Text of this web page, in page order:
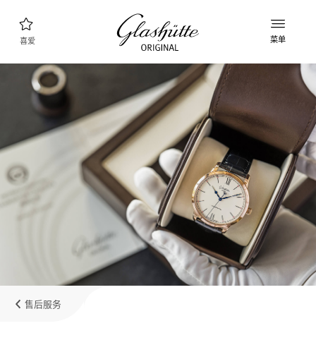
喜爱 菜单
腕表查询 新款表款
品牌理念
了解更多关于该工厂的信息
精品店查询
精品店和零售店
我的账户
售后服务